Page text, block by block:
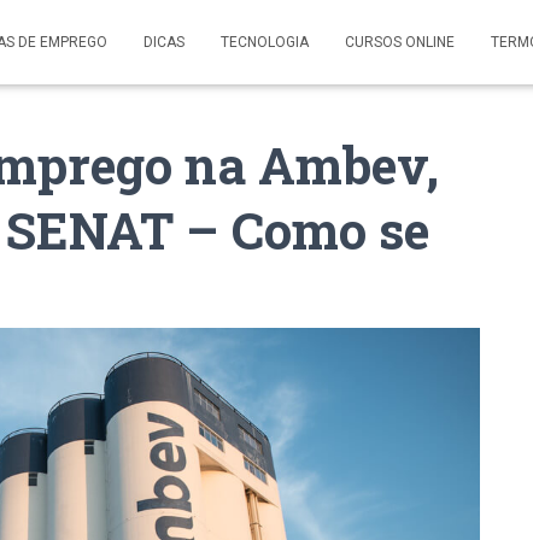
DE EMPREGO DICAS TECNOLOGIA CURSOS ONLINE
na Ambev,
– Como se